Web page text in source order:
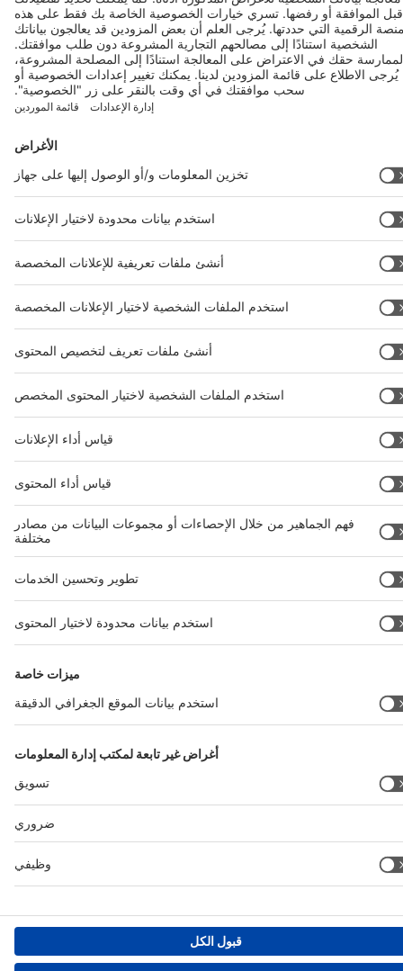
تحالف إنترباك
ألمانيا
الصين
مصر
الجزائر
تايلاند
فيلبيني
رقم برنامج المقارنات الدولية 13014242号-6
أخبار الشركات والمنتجات
نستخدم ملفات تعريف الارتباط لتشغيل هذا الموقع الإلكتروني
وتحسين تجربة المستخدم. للاطلاع على التفاصيل الكاملة حول
ماهية ملفات تعريف الارتباط، وسبب استخدامنا لها، وكيفية إدارتها،
يُرجى زيارة صفحة سياسة الخصوصية وملفات تعريف الارتباط.
ملفات تعريف الارتباط.
قبول الكل